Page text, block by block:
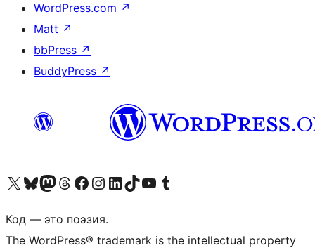
WordPress.com ↗
Matt ↗
bbPress ↗
BuddyPress ↗
Посетите нас в X (ранее Twitter)
Посетите нашу учётную запись в Bluesky
Посетите нашу ленту в Mastodon
Посетите нашу учётную запись в Threads
Посетите нашу страницу на Facebook
Посетите наш Instagram
Посетите нашу страницу в LinkedIn
Посетите нашу учётную запись в TikTok
Посетите наш канал YouTube
Посетите нашу учётную запись в Tumblr
Код — это поэзия.
The WordPress® trademark is the intellectual property